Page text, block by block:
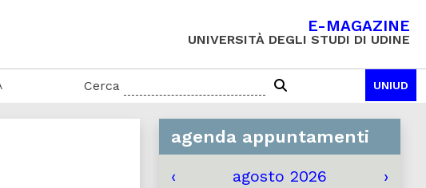
E-MAGAZINE
UNIVERSITÀ DEGLI STUDI DI UDINE
Cerca UNIUD
agenda appuntamenti
‹ agosto 2026 ›